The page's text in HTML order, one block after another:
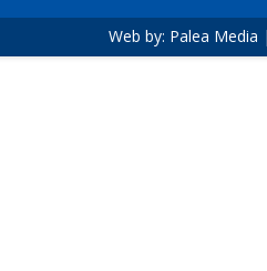
Web by: Palea Media